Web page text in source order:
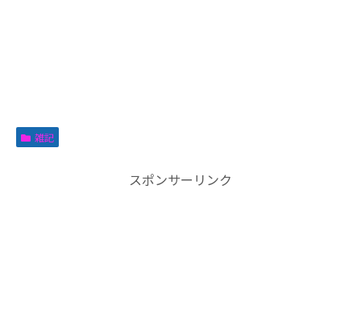
雑記
スポンサーリンク